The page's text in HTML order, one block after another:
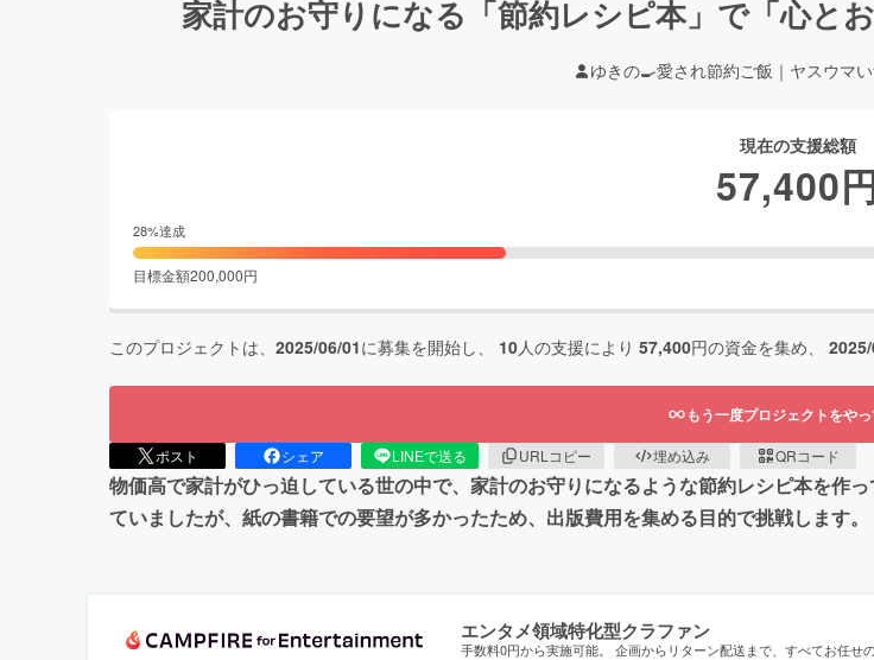
家計のお守りになる「節約レシピ本」で「心と
ゆきの🍳愛され節約ご飯｜ヤスウマ
現在の支援総額
57,400
28%達成
目標金額200,000円
このプロジェクトは、 2025/06/01に募集を開始し、 10人の支援により 57,400円の資金を集め、
もう一度プロジェクトをや
ポスト シェア LINEで送る URLコピー 埋め込み QRコード
物価高で家計がひっ迫している世の中で、家計のお守りになるような節約レシピ本を作
ていましたが、紙の書籍での要望が多かったため、出版費用を集める目的で挑戦します。
エンタメ領域特化型クラファン
手数料0円から実施可能。 企画からリターン配送まで、すべてお任せ